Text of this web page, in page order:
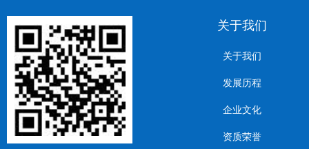
关于我们
关于我们
发展历程
企业文化
资质荣誉